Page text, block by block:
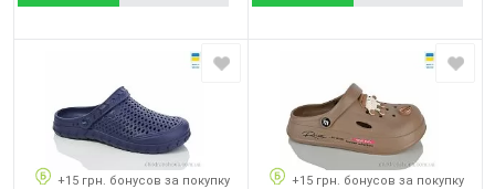
+15 грн. бонусов за покупку +15 грн. бонусов за покупку